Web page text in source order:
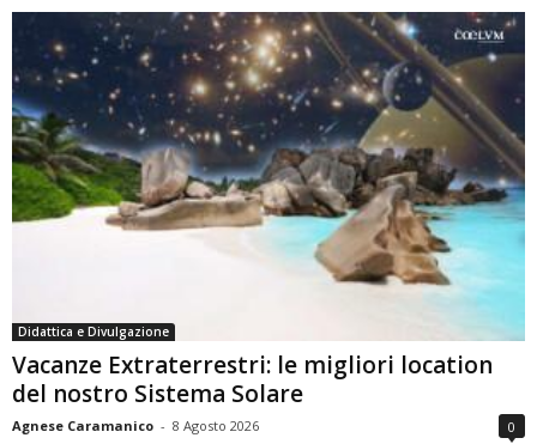
Didattica e Divulgazione
Vacanze Extraterrestri: le migliori location
del nostro Sistema Solare
Agnese Caramanico - 8 Agosto 2026 0